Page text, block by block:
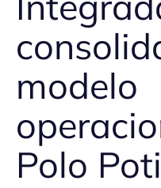
modelo
Polo